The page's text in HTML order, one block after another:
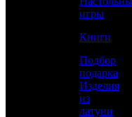
игры
Книги
Подбор
подарка
Изделия
из
латуни